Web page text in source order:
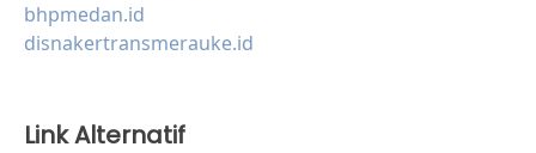
bhpmedan.id
disnakertransmerauke.id
Link Alternatif